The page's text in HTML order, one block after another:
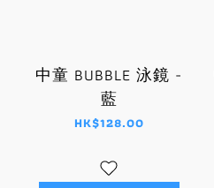
中童 BUBBLE 泳鏡 -
藍
HK$128.00